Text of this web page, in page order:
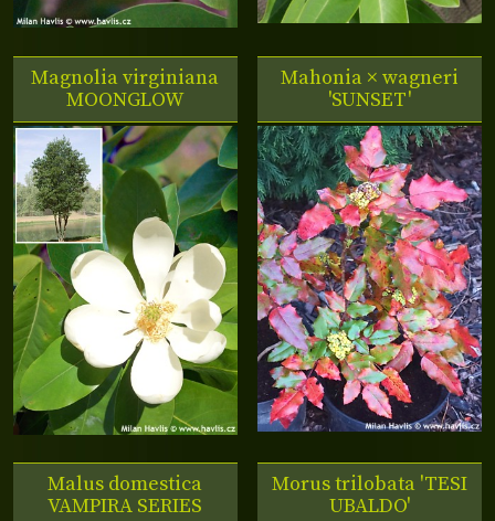
Magnolia virginiana
MOONGLOW
Mahonia × wagneri
'SUNSET'
Malus domestica
VAMPIRA SERIES
Morus trilobata 'TESI
UBALDO'